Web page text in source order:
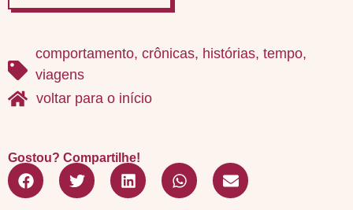
comportamento, crônicas, histórias, tempo,
viagens
voltar para o início
Gostou? Compartilhe!